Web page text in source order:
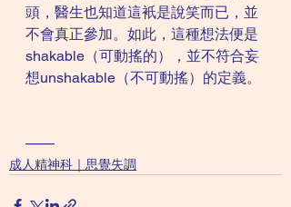
頭，醫生也知道這衹是說笑而已，並
不會真正參加。如此，這種想法便是
shakable（可動搖的），並不符合妄
想unshakable（不可動搖）的定義。
——
成人精神科｜思覺失調